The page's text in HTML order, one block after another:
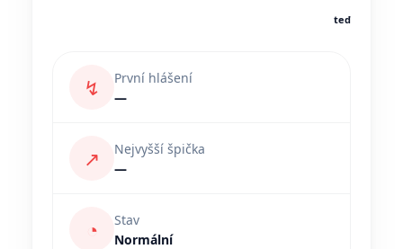
teď
↯
První hlášení
—
↗
Nejvyšší špička
—
◔
Stav
Normální